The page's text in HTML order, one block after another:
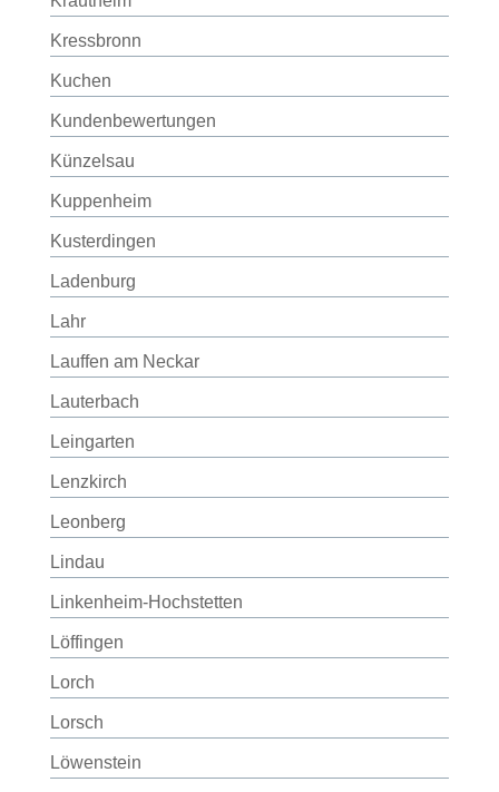
Kressbronn
Kuchen
Kundenbewertungen
Künzelsau
Kuppenheim
Kusterdingen
Ladenburg
Lahr
Lauffen am Neckar
Lauterbach
Leingarten
Lenzkirch
Leonberg
Lindau
Linkenheim-Hochstetten
Löffingen
Lorch
Lorsch
Löwenstein